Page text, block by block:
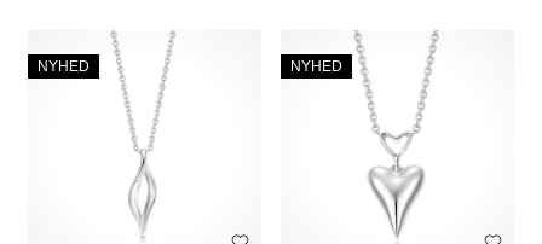
NYHED NYHED